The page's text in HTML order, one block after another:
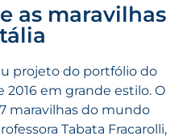
as maravilhas
projeto do portfólio do
em grande estilo. O
maravilhas do mundo
Tabata Fracarolli,